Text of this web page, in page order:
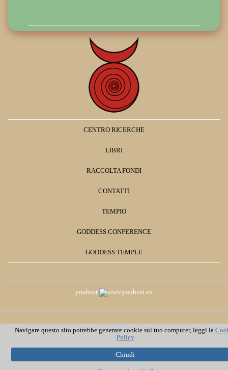
CENTRO RICERCHE
LIBRI
RACCOLTA FONDI
CONTATTI
TEMPIO
GODDESS CONFERENCE
GODDESS TEMPLE
youhost
Navigare questo sito potrebbe generare cookie sul tuo computer, leggi la
Policy
Chiudi